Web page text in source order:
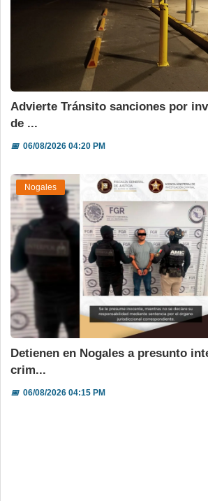
Advierte Tránsito sanciones por
de ...
📅06/08/2026 04:20 PM
Nogales
Detienen en Nogales a presunto
crim...
📅06/08/2026 04:15 PM